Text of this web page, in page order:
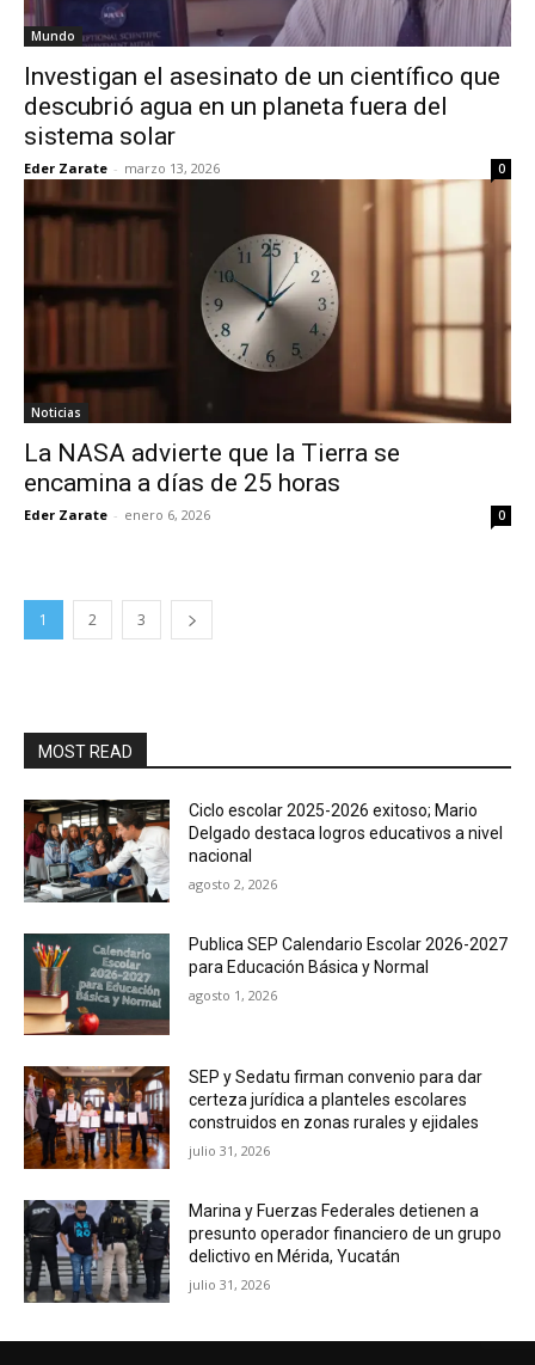
Mundo
Investigan el asesinato de un científico que
descubrió agua en un planeta fuera del
sistema solar
Eder Zarate - marzo 13, 2026 0
Noticias
La NASA advierte que la Tierra se
encamina a días de 25 horas
Eder Zarate - enero 6, 2026 0
1 2 3
MOST READ
Ciclo escolar 2025-2026 exitoso; Mario
Delgado destaca logros educativos a nivel
nacional
agosto 2, 2026
Publica SEP Calendario Escolar 2026-2027
para Educación Básica y Normal
agosto 1, 2026
SEP y Sedatu firman convenio para dar
certeza jurídica a planteles escolares
construidos en zonas rurales y ejidales
julio 31, 2026
Marina y Fuerzas Federales detienen a
presunto operador financiero de un grupo
delictivo en Mérida, Yucatán
julio 31, 2026